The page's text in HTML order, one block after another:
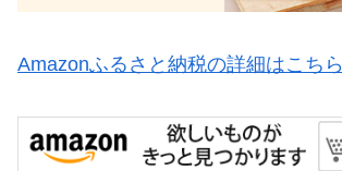
Amazonふるさと納税の詳細はこちら